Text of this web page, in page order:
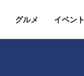
グルメ イベント